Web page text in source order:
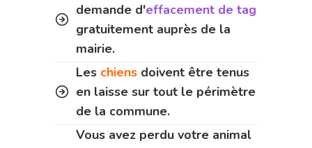
demande d'effacement de tag
gratuitement auprès de la
mairie.
Les chiens doivent être tenus
en laisse sur tout le périmètre
de la commune.
Vous avez perdu votre animal